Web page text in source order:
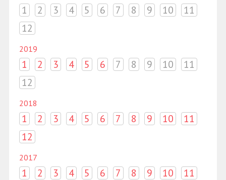
1 2 3 4 5 6 7 8 9 10
11
12
2019
1 2 3 4 5 6 7 8 9 10
11
12
2018
1 2 3 4 5 6 7 8 9 10
11
12
2017
1 2 3 4 5 6 7 8 9 10
11